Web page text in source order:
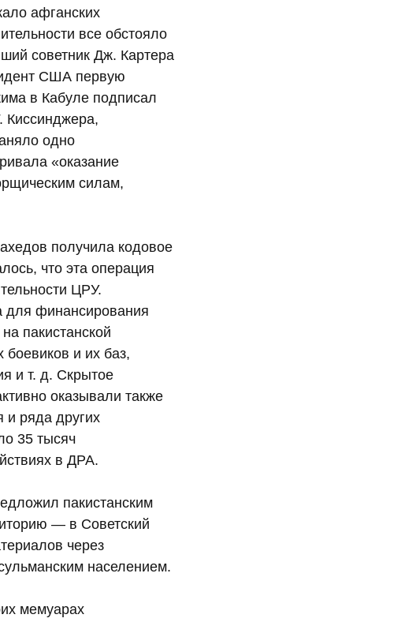
афганских
все обстояло
советник Дж. Картера
США первую
в Кабуле подписал
Киссинджера,
одно
«оказание
силам,
получила кодовое
что эта операция
ЦРУ.
для финансирования
пакистанской
боевиков и их баз,
и т. д. Скрытое
оказывали также
и ряда других
35 тысяч
в ДРА.
пакистанским
— в Советский
через
населением.
мемуарах